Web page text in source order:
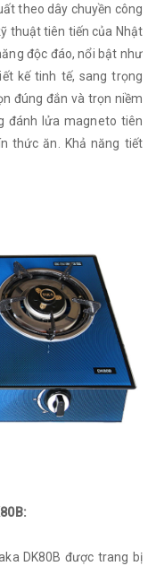
theo dây chuyền công
thuật tiên tiến của Nhật
độc đáo, nổi bật như
kế tinh tế, sang trọng
đúng đắn và trọn niềm
đánh lửa magneto tiên
thức ăn. Khả năng tiết
DK80B được trang bị